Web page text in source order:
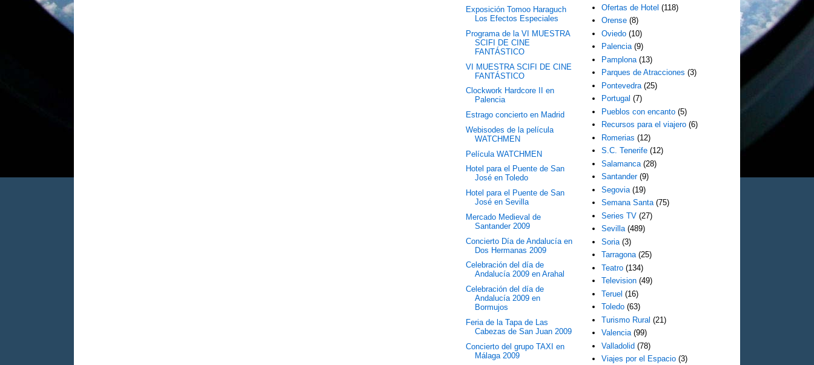
Exposición Tomoo Haraguch
Los Efectos Especiales
Programa de la VI MUESTRA
SCIFI DE CINE
FANTÁSTICO
VI MUESTRA SCIFI DE CINE
FANTÁSTICO
Clockwork Hardcore II en
Palencia
Estrago concierto en Madrid
Webisodes de la película
WATCHMEN
Película WATCHMEN
Hotel para el Puente de San
José en Toledo
Hotel para el Puente de San
José en Sevilla
Mercado Medieval de
Santander 2009
Concierto Día de Andalucía en
Dos Hermanas 2009
Celebración del día de
Andalucía 2009 en Arahal
Celebración del día de
Andalucía 2009 en
Bormujos
Feria de la Tapa de Las
Cabezas de San Juan 2009
Concierto del grupo TAXI en
Málaga 2009
Ofertas de Hotel (118)
Orense (8)
Oviedo (10)
Palencia (9)
Pamplona (13)
Parques de Atracciones (3)
Pontevedra (25)
Portugal (7)
Pueblos con encanto (5)
Recursos para el viajero (6)
Romerias (12)
S.C. Tenerife (12)
Salamanca (28)
Santander (9)
Segovia (19)
Semana Santa (75)
Series TV (27)
Sevilla (489)
Soria (3)
Tarragona (25)
Teatro (134)
Television (49)
Teruel (16)
Toledo (63)
Turismo Rural (21)
Valencia (99)
Valladolid (78)
Viajes por el Espacio (3)